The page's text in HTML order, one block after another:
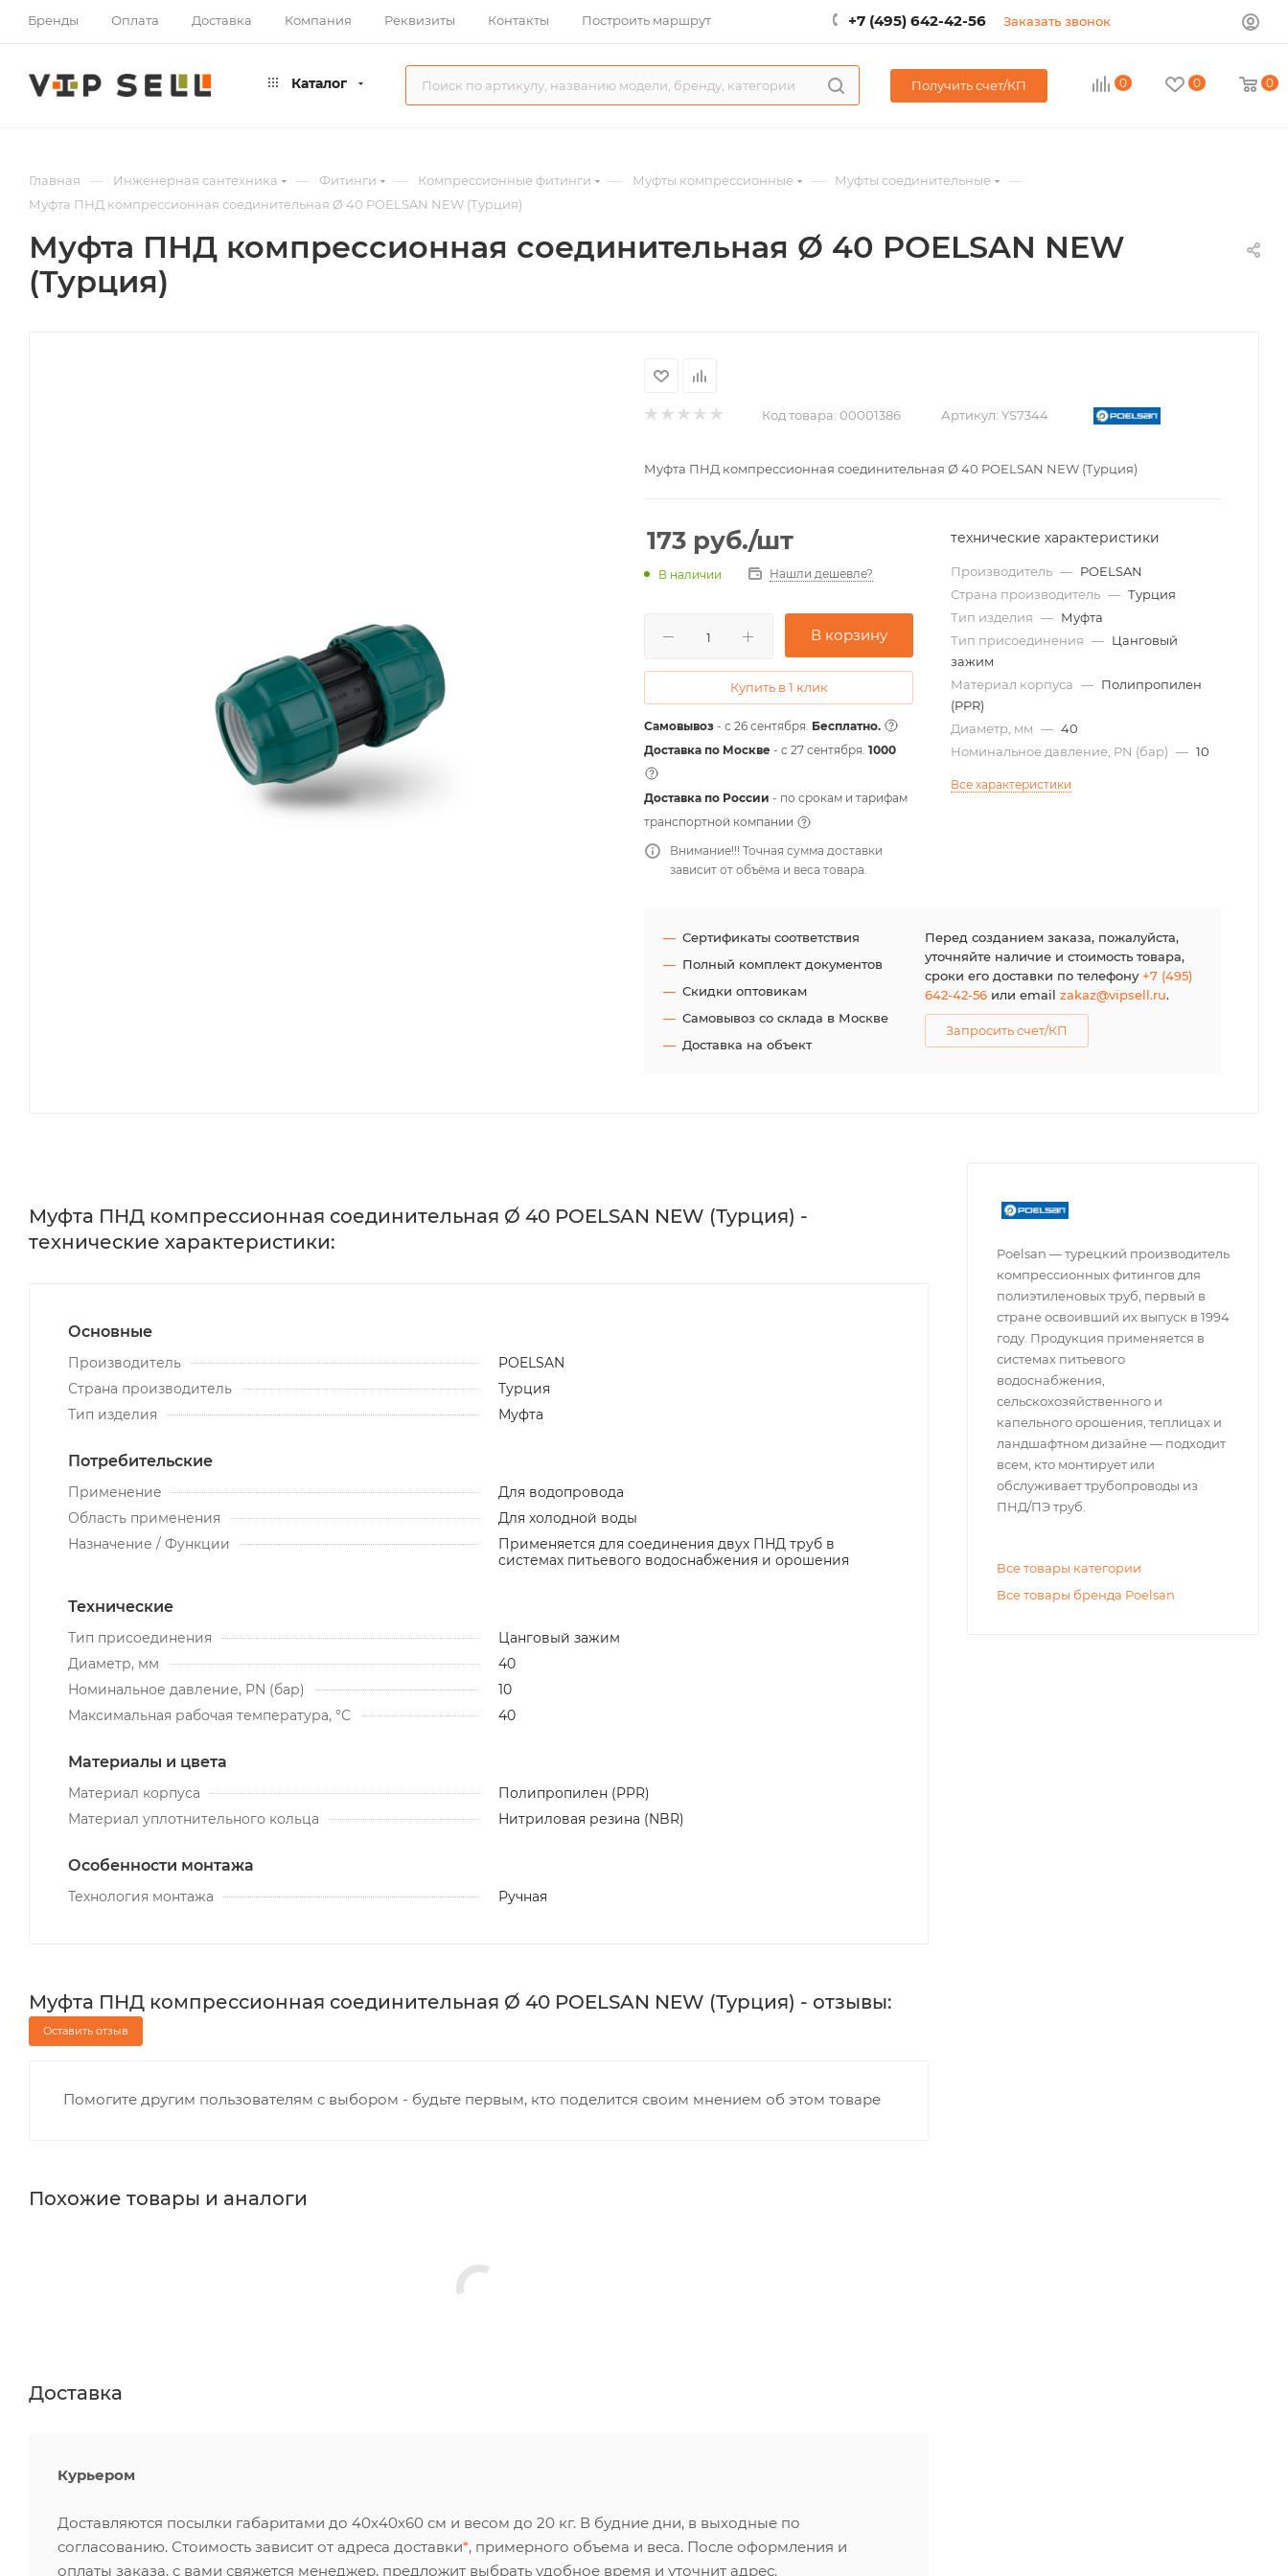
Бренды Оплата Доставка Компания Реквизиты Контакты Построить маршрут +7 (495) 642-42-56 Заказать звонок
Каталог Получить счет/КП 0 0 0
Главная — Инженерная сантехника — Фитинги — Компрессионные фитинги — Муфты компрессионные — Муфты соединительные —
Муфта ПНД компрессионная соединительная Ø 40 POELSAN NEW (Турция)
Муфта ПНД компрессионная соединительная Ø 40 POELSAN NEW
(Турция)
Код товара: 00001386 Артикул: YS7344
Муфта ПНД компрессионная соединительная Ø 40 POELSAN NEW (Турция)
173 руб./шт
В наличии Нашли дешевле?
В корзину
Купить в 1 клик
Самовывоз - с 26 сентября. Бесплатно.
Доставка по Москве - c 27 сентября. 1000
Доставка по России - по срокам и тарифам
транспортной компании
Внимание!!! Точная сумма доставки
зависит от объёма и веса товара.
технические характеристики
Производитель — POELSAN
Страна производитель — Турция
Тип изделия — Муфта
Тип присоединения — Цанговый
зажим
Материал корпуса — Полипропилен
(PPR)
Диаметр, мм — 40
Номинальное давление, PN (бар) — 10
Все характеристики
Сертификаты соответствия
Полный комплект документов
Скидки оптовикам
Самовывоз со склада в Москве
Доставка на объект
Перед созданием заказа, пожалуйста,
уточняйте наличие и стоимость товара,
сроки его доставки по телефону+7 (495)
642-42-56или email zakaz@vipsell.ru.
Запросить счет/КП
Муфта ПНД компрессионная соединительная Ø 40 POELSAN NEW (Турция) -
технические характеристики:
Основные
Производитель
POELSAN
Страна производитель
Турция
Тип изделия
Муфта
Потребительские
Применение
Для водопровода
Область применения
Для холодной воды
Назначение / Функции
Применяется для соединения двух ПНД труб в
системах питьевого водоснабжения и орошения
Технические
Тип присоединения
Цанговый зажим
Диаметр, мм
40
Номинальное давление, PN (бар)
10
Максимальная рабочая температура, °С
40
Материалы и цвета
Материал корпуса
Полипропилен (PPR)
Материал уплотнительного кольца
Нитриловая резина (NBR)
Особенности монтажа
Технология монтажа Ручная
Муфта ПНД компрессионная соединительная Ø 40 POELSAN NEW (Турция) - отзывы:
Оставить отзыв
Помогите другим пользователям с выбором - будьте первым, кто поделится своим мнением об этом товаре
Похожие товары и аналоги
Доставка
Курьером
Доставляются посылки габаритами до 40х40х60 см и весом до 20 кг. В будние дни, в выходные по
согласованию. Стоимость зависит от адреса доставки*, примерного объема и веса. После оформления и
оплаты заказа, с вами свяжется менеджер, предложит выбрать удобное время и уточнит адрес.
Poelsan — турецкий производитель
компрессионных фитингов для
полиэтиленовых труб, первый в
стране освоивший их выпуск в 1994
году. Продукция применяется в
системах питьевого
водоснабжения,
сельскохозяйственного и
капельного орошения, теплицах и
ландшафтном дизайне — подходит
всем, кто монтирует или
обслуживает трубопроводы из
ПНД/ПЭ труб.
Все товары категории
Все товары бренда Poelsan